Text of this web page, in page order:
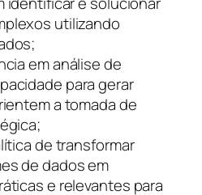
utilizando
em análise de
para gerar
a tomada de
de transformar
de dados em
e relevantes para